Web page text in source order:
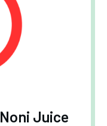
Noni Juice